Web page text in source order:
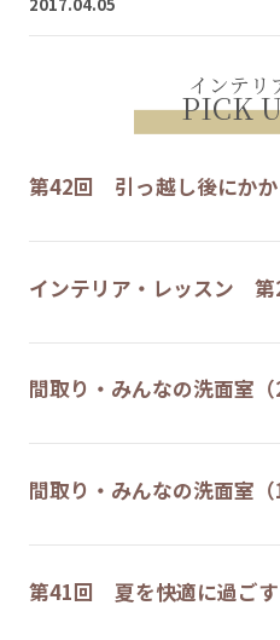
インテリ
PICK
第42回 引っ越し後にか
インテリア・レッスン 第
間取り・みんなの洗面
間取り・みんなの洗面室
第41回 夏を快適に過ご